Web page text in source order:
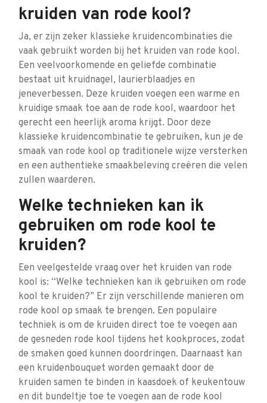
kruiden van rode kool?
Ja, er zijn zeker klassieke kruidencombinaties die
vaak gebruikt worden bij het kruiden van rode kool.
Een veelvoorkomende en geliefde combinatie
bestaat uit kruidnagel, laurierblaadjes en
jeneverbessen. Deze kruiden voegen een warme en
kruidige smaak toe aan de rode kool, waardoor het
gerecht een heerlijk aroma krijgt. Door deze
klassieke kruidencombinatie te gebruiken, kun je de
smaak van rode kool op traditionele wijze versterken
en een authentieke smaakbeleving creëren die velen
zullen waarderen.
Welke technieken kan ik
gebruiken om rode kool te
kruiden?
Een veelgestelde vraag over het kruiden van rode
kool is: “Welke technieken kan ik gebruiken om rode
kool te kruiden?” Er zijn verschillende manieren om
rode kool op smaak te brengen. Een populaire
techniek is om de kruiden direct toe te voegen aan
de gesneden rode kool tijdens het kookproces, zodat
de smaken goed kunnen doordringen. Daarnaast kan
een kruidenbouquet worden gemaakt door de
kruiden samen te binden in kaasdoek of keukentouw
en dit bundeltje toe te voegen aan de rode kool